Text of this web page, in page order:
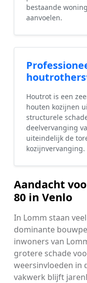
bestaande
aanvoelen.
Houtrot is een
houten kozijnen
structurele
deelvervanging
uiteindelijk de
kozijnvervanging.
Aandacht
80 in Venlo
In Lomm staan
dominante
inwoners van
grotere schade
weersinvloeden in
vakwerk blijft